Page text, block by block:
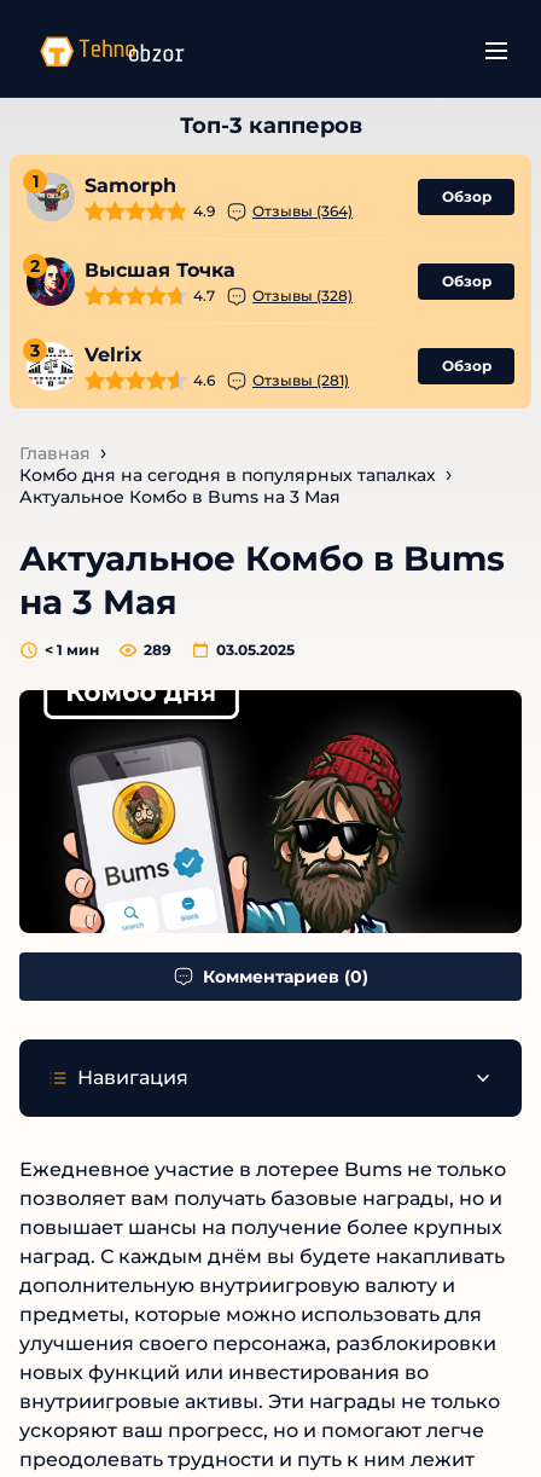
1 Samorph
4.9 Отзывы (364)
Обзор
2 Высшая Точка
4.7 Отзывы (328)
Обзор
3 Velrix
4.6 Отзывы (281)
Обзор
Главная
Комбо дня на сегодня в популярных тапалках
Актуальное Комбо в Bums на 3 Мая
Актуальное Комбо в Bums
на 3 Мая
03.05.2025
< 1 мин 289
Комментариев (0)
Навигация
Ежедневное участие в лотерее Bums не только
позволяет вам получать базовые награды, но и
повышает шансы на получение более крупных
наград. С каждым днём вы будете накапливать
дополнительную внутриигровую валюту и
предметы, которые можно использовать для
улучшения своего персонажа, разблокировки
новых функций или инвестирования во
внутриигровые активы. Эти награды не только
ускоряют ваш прогресс, но и помогают легче
преодолевать трудности и путь к ним лежит